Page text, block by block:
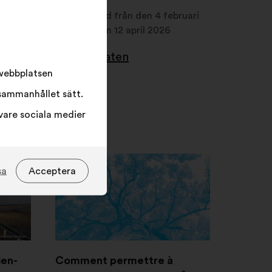
Samråd från den 4 februari
2026 till den 12 april 2026
Se resultaten
Comment permettre à
sätt.
sociala medier
Acceptera